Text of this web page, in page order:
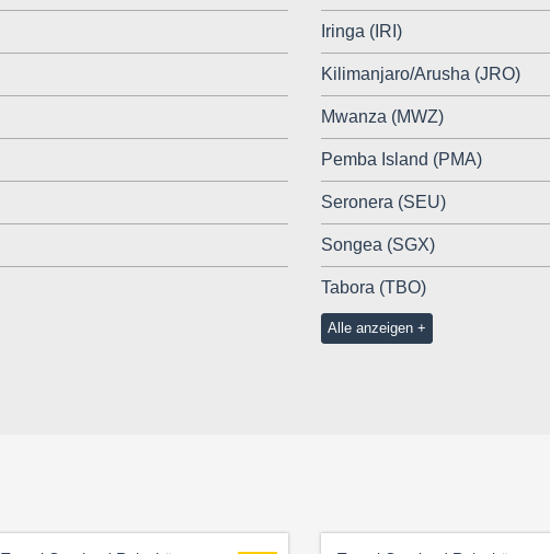
Iringa (IRI)
Kilimanjaro/Arusha (JRO)
Mwanza (MWZ)
Pemba Island (PMA)
Seronera (SEU)
Songea (SGX)
Tabora (TBO)
Alle anzeigen